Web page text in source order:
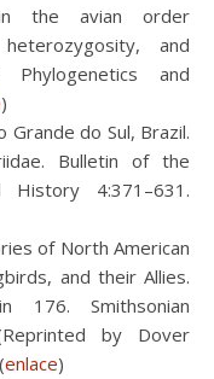
the avian order
heterozygosity, and
Phylogenetics and
)
do Sul, Brazil.
Bulletin of the
History 4:371–631.
of North American
and their Allies.
176. Smithsonian
by Dover
enlace)